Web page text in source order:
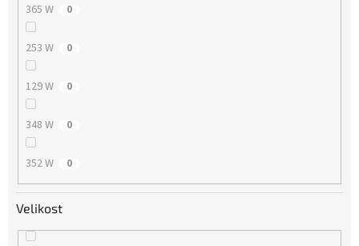
365 W 0
253 W 0
129 W 0
348 W 0
352 W 0
Velikost